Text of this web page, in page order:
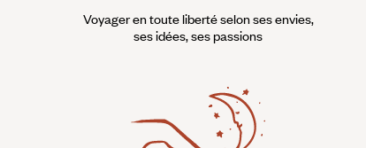
Voyager en toute liberté selon ses envies,
ses idées, ses passions